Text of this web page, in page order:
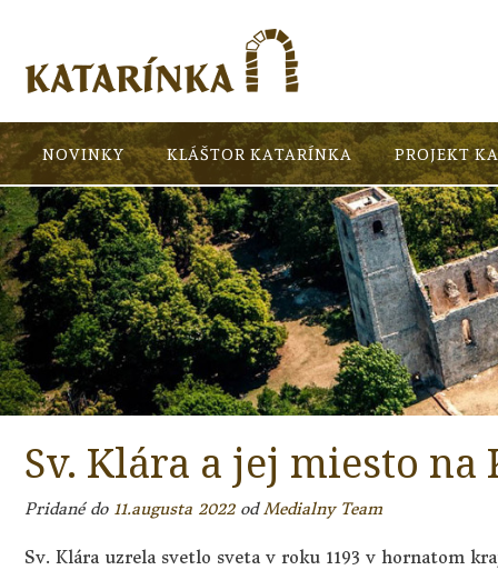
NOVINKY KLÁŠTOR KATARÍNKA PROJEKT
Sv. Klára a jej miesto
Pridané do 11.augusta 2022odMedialny Team
Sv. Klára uzrela svetlo sveta v roku 1193 v hornatom